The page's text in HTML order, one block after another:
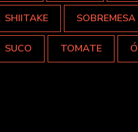
SHIITAKE SOBREMESA
SUCO TOMATE